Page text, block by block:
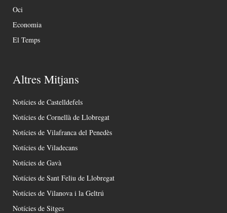
Oci
Economia
El Temps
Altres Mitjans
Notícies de Castelldefels
Notícies de Cornellà de Llobregat
Notícies de Vilafranca del Penedès
Notícies de Viladecans
Notícies de Gavà
Notícies de Sant Feliu de Llobregat
Notícies de Vilanova i la Geltrú
Notícies de Sitges